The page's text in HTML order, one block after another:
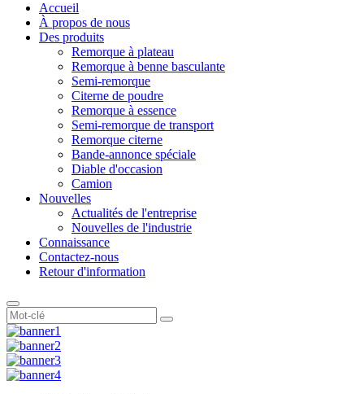
Accueil
À propos de nous
Des produits
Remorque à plateau
Remorque à benne basculante
Semi-remorque
Citerne de poudre
Remorque à essence
Semi-remorque de transport
Remorque citerne
Bande-annonce spéciale
Diable d'occasion
Camion
Nouvelles
Actualités de l'entreprise
Nouvelles de l'industrie
Connaissance
Contactez-nous
Retour d'information